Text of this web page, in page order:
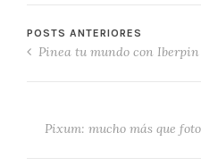
POSTS ANTERIORES
Pinea tu mundo con Iberpin
Pixum: mucho más que